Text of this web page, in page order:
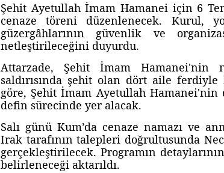
Şehit Ayetullah İmam Hamanei için 6
cenaze töreni düzenlenecek. Kurul,
güzergâhlarının güvenlik ve
netleştirileceğini duyurdu.
Attarzade, Şehit İmam Hamanei'nin
saldırısında şehit olan dört aile
göre, Şehit İmam Ayetullah Hamanei'nin
defin sürecinde yer alacak.
Salı günü Kum’da cenaze namazı ve
Irak tarafının talepleri doğrultusunda
gerçekleştirilecek. Programın
belirleneceği aktarıldı.